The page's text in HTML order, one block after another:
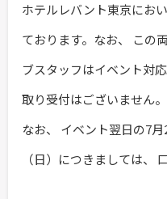
ホテルレバント東京にお
ております。なお、 この
ブスタッフはイベント対
取り受付はございません
なお、 イベント翌日の7
（日）につきましては、